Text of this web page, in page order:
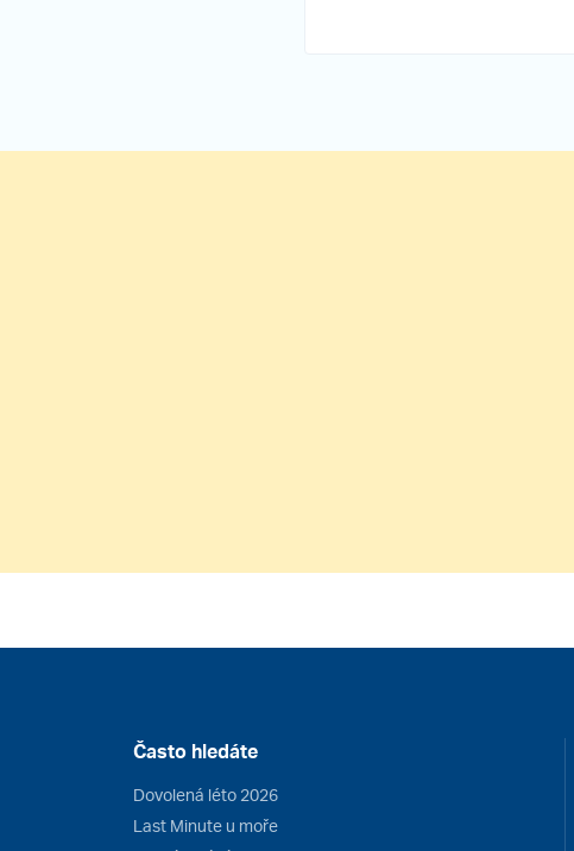
Často hledáte
Dovolená léto 2026
Last Minute u moře